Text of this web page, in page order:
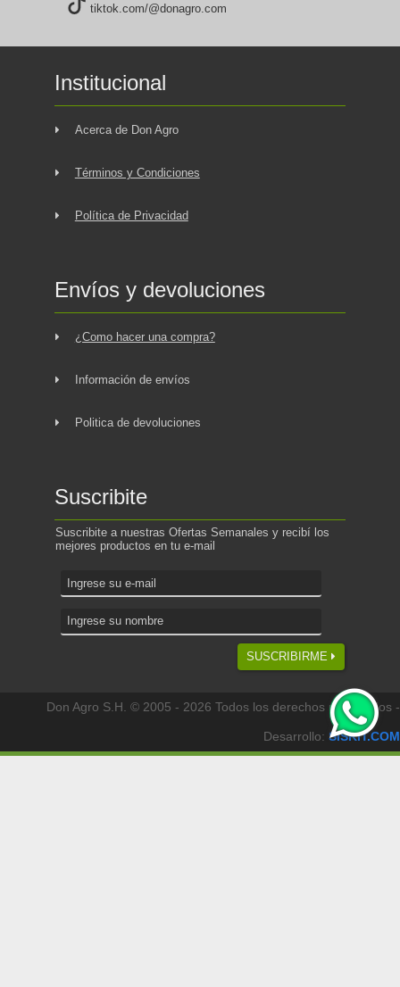
tiktok.com/@donagro.com
Institucional
Acerca de Don Agro
Términos y Condiciones
Política de Privacidad
Envíos y devoluciones
¿Como hacer una compra?
Información de envíos
Politica de devoluciones
Suscribite
Suscribite a nuestras Ofertas Semanales y recibí los
mejores productos en tu e-mail
SUSCRIBIRME
Don Agro S.H. © 2005 - 2026 Todos los derechos reservados -
Desarrollo: SISKIT.COM